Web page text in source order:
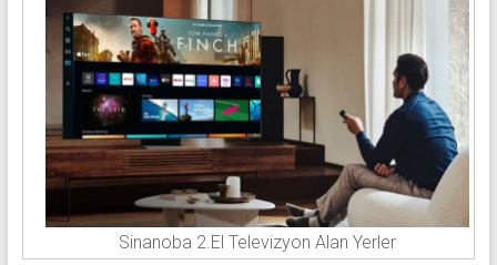
Sinanoba 2.El Televizyon Alan Yerler